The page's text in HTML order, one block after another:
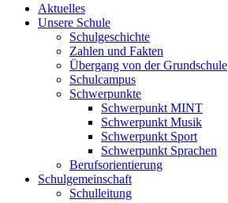
Aktuelles
Unsere Schule
Schulgeschichte
Zahlen und Fakten
Übergang von der Grundschule
Schulcampus
Schwerpunkte
Schwerpunkt MINT
Schwerpunkt Musik
Schwerpunkt Sport
Schwerpunkt Sprachen
Berufsorientierung
Schulgemeinschaft
Schulleitung